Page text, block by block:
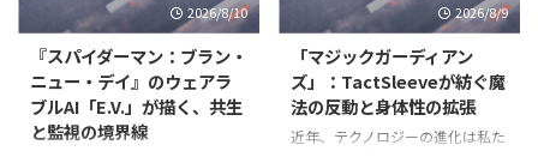
2026/8/10
『スパイダーマン：ブラン・
ニュー・デイ』のウェアラ
ブルAI「E.V.」が描く、共生
と監視の境界線
2026/8/9
「マジックガーディアン
ズ」：TactSleeveが紡ぐ魔
法の反動と身体性の拡張
近年、テクノロジーの進化は私た